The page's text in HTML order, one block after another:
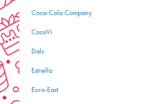
Coca-Cola Company
CocoVi
Dals
Estrella
Euro-East